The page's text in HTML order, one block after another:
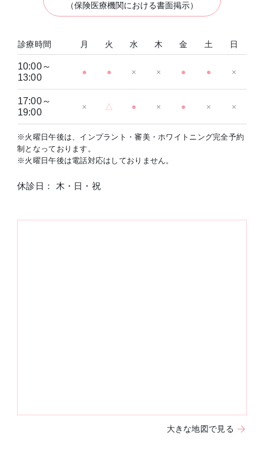
（保険医療機関における書面掲示）
診療時間 月 火 水 木 金 土 日
10:00～
13:00
● ● × × ● ● ×
17:00～
19:00
× △ ● × ● × ×
※火曜日午後は、インプラント・審美・ホワイトニング完全予約
制となっております。
※火曜日午後は電話対応はしておりません。
休診日： 木・日・祝
大きな地図で見る